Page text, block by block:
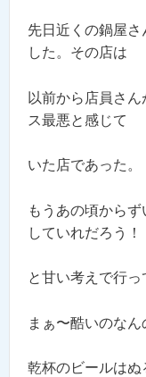
先日近くの鍋屋さ
した。その店は
以前から店員さ
ス最悪と感じて
いた店であった。
もうあの頃から
していれだろう！
と甘い考えで行っ
まぁ〜酷いのなん
乾杯のビールはぬ